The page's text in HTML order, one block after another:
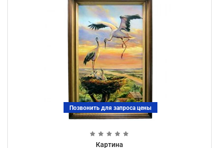
Картина
Позвонить для запроса цены